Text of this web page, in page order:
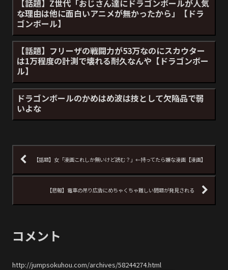
【話題】Z世代「おじさん達にドラゴンボールが人気
な理由は他に面白いアニメが無かったから」【ドラ
ゴンボール】
【話題】フリーザの戦闘力が53万なのにスカウター
は1万程度の計測で壊れる耐久なんや【ドラゴンボー
ル】
ドラゴンボールのかめはめ波は技として欠陥品で弱
いよな
【話題】女「漫画これしか無いけど読む？」←持ってたら嫌な漫画【漫画】
【悲報】電車の吊り広告にめちゃくちゃ難しい問題が発見される
コメント
http://jumpsokuhou.com/archives/58244274.html